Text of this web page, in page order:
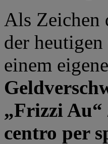
Als Zeichen
der
einem
„Frizzi Au“
centro per